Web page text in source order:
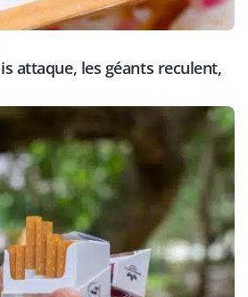
attaque, les géants reculent,